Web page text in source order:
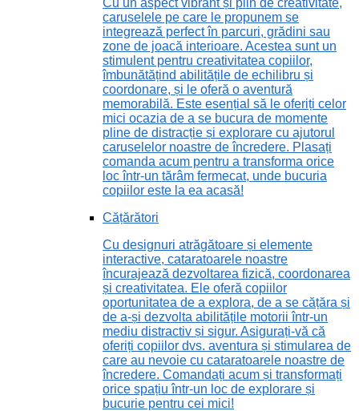
Cu un aspect vibrant și plin de creativitate,
caruselele pe care le propunem se
integrează perfect în parcuri, grădini sau
zone de joacă interioare. Acestea sunt un
stimulent pentru creativitatea copiilor,
îmbunătățind abilitățile de echilibru și
coordonare, și le oferă o aventură
memorabilă. Este esențial să le oferiți celor
mici ocazia de a se bucura de momente
pline de distracție și explorare cu ajutorul
caruselelor noastre de încredere. Plasați
comanda acum pentru a transforma orice
loc într-un tărâm fermecat, unde bucuria
copiilor este la ea acasă!
Cățărători
Cu designuri atrăgătoare și elemente
interactive, cataratoarele noastre
încurajează dezvoltarea fizică, coordonarea
și creativitatea. Ele oferă copiilor
oportunitatea de a explora, de a se cățăra și
de a-și dezvolta abilitățile motorii într-un
mediu distractiv și sigur. Asigurați-vă că
oferiți copiilor dvs. aventura și stimularea de
care au nevoie cu cataratoarele noastre de
încredere. Comandați acum și transformați
orice spațiu într-un loc de explorare și
bucurie pentru cei mici!